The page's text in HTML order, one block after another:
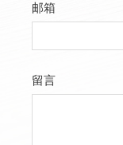
邮箱
留言